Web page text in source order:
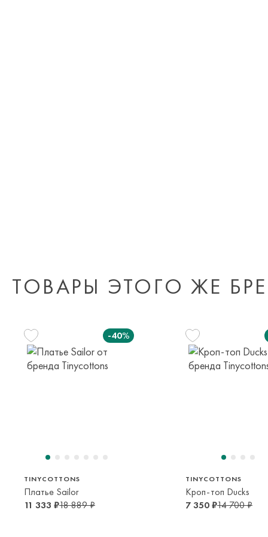
ТОВАРЫ ЭТОГО ЖЕ
-40%
TINYCOTTONS
Платье Sailor
11 333 ₽18 889 ₽
TINYCOTTONS
Кроп-топ Ducks
7 350 ₽14 700 ₽